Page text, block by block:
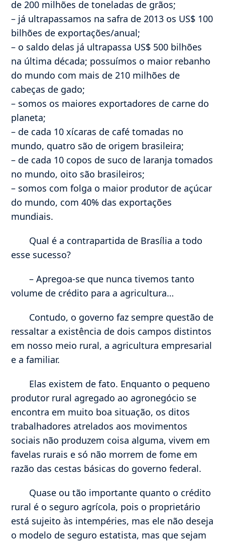
de 200 milhões de toneladas de grãos;
– já ultrapassamos na safra de 2013 os US$ 100
bilhões de exportações/anual;
– o saldo delas já ultrapassa US$ 500 bilhões
na última década; possuímos o maior rebanho
do mundo com mais de 210 milhões de
cabeças de gado;
– somos os maiores exportadores de carne do
planeta;
– de cada 10 xícaras de café tomadas no
mundo, quatro são de origem brasileira;
– de cada 10 copos de suco de laranja tomados
no mundo, oito são brasileiros;
– somos com folga o maior produtor de açúcar
do mundo, com 40% das exportações
mundiais.
Qual é a contrapartida de Brasília a todo
esse sucesso?
– Apregoa-se que nunca tivemos tanto
volume de crédito para a agricultura…
Contudo, o governo faz sempre questão de
ressaltar a existência de dois campos distintos
em nosso meio rural, a agricultura empresarial
e a familiar.
Elas existem de fato. Enquanto o pequeno
produtor rural agregado ao agronegócio se
encontra em muito boa situação, os ditos
trabalhadores atrelados aos movimentos
sociais não produzem coisa alguma, vivem em
favelas rurais e só não morrem de fome em
razão das cestas básicas do governo federal.
Quase ou tão importante quanto o crédito
rural é o seguro agrícola, pois o proprietário
está sujeito às intempéries, mas ele não deseja
o modelo de seguro estatista, mas que sejam